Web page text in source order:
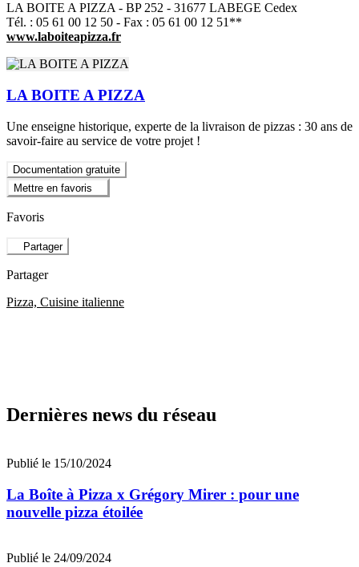
LA BOITE A PIZZA - BP 252 - 31677 LABEGE Cedex
Tél. : 05 61 00 12 50 - Fax : 05 61 00 12 51**
www.laboiteapizza.fr
LA BOITE A PIZZA
Une enseigne historique, experte de la livraison de pizzas : 30 ans de
savoir-faire au service de votre projet !
Documentation gratuite
Mettre en favoris
Favoris
Partager
Partager
Pizza, Cuisine italienne
Dernières news du réseau
Publié le 15/10/2024
La Boîte à Pizza x Grégory Mirer : pour une
nouvelle pizza étoilée
Publié le 24/09/2024